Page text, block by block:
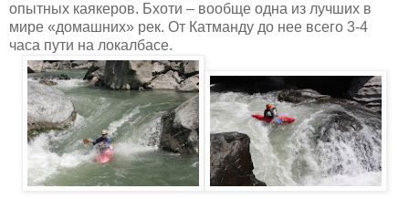
опытных каякеров. Бхоти – вообще одна из лучших в
мире «домашних» рек. От Катманду до нее всего 3-4
часа пути на локалбасе.